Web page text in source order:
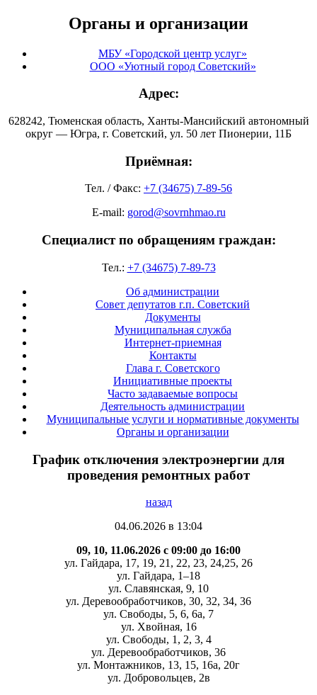
Органы и организации
МБУ «Городской центр услуг»
ООО «Уютный город Советский»
Адрес:
628242, Тюменская область, Ханты-Мансийский автономный
округ — Югра, г. Советский, ул. 50 лет Пионерии, 11Б
Приёмная:
Тел. / Факс: +7 (34675) 7-89-56
E-mail: gorod@sovrnhmao.ru
Специалист по обращениям граждан:
Тел.: +7 (34675) 7-89-73
Об администрации
Совет депутатов г.п. Советский
Документы
Муниципальная служба
Интернет-приемная
Контакты
Глава г. Советского
Инициативные проекты
Часто задаваемые вопросы
Деятельность администрации
Муниципальные услуги и нормативные документы
Органы и организации
График отключения электроэнергии для
проведения ремонтных работ
назад
04.06.2026 в 13:04
09, 10, 11.06.2026 c 09:00 до 16:00
ул. Гайдара, 17, 19, 21, 22, 23, 24,25, 26
ул. Гайдара, 1–18
ул. Славянская, 9, 10
ул. Деревообработчиков, 30, 32, 34, 36
ул. Свободы, 5, 6, 6а, 7
ул. Хвойная, 16
ул. Свободы, 1, 2, 3, 4
ул. Деревообработчиков, 36
ул. Монтажников, 13, 15, 16а, 20г
ул. Добровольцев, 2в